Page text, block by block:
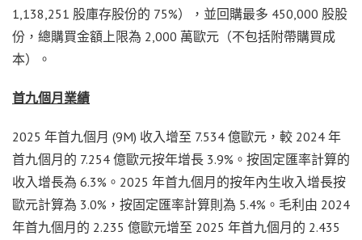
1,138,251 股庫存股份的 75%），並回購最多 450,000 股股
份，總購買金額上限為 2,000 萬歐元（不包括附帶購買成
本）。
首九個月業績
2025 年首九個月 (9M) 收入增至 7.534 億歐元，較 2024 年
首九個月的 7.254 億歐元按年增長 3.9%。按固定匯率計算的
收入增長為 6.3%。2025 年首九個月的按年內生收入增長按
歐元計算為 3.0%，按固定匯率計算則為 5.4%。毛利由 2024
年首九個月的 2.235 億歐元增至 2025 年首九個月的 2.435